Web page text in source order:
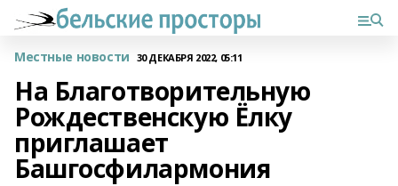
Местные новости 30 ДЕКАБРЯ 2022, 05:11
На Благотворительную
Рождественскую Ёлку
приглашает
Башгосфилармония